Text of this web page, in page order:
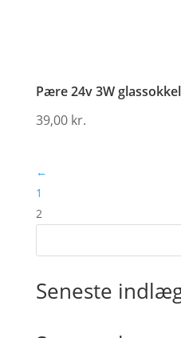
Pære 24v 3W glassokkel
39,00 kr.
←
1
2
Seneste